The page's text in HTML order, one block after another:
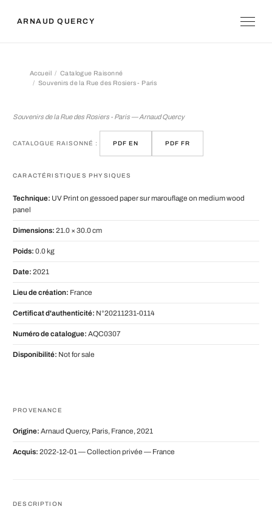
ARNAUD QUERCY
Accueil
Catalogue Raisonné
Souvenirs de la Rue des Rosiers - Paris
Souvenirs de la Rue des Rosiers - Paris — Arnaud Quercy
CATALOGUE RAISONNÉ : PDF EN PDF FR
CARACTÉRISTIQUES PHYSIQUES
Technique: UV Print on gessoed paper sur marouflage on medium wood
panel
Dimensions: 21.0 × 30.0 cm
Poids: 0.0 kg
Date: 2021
Lieu de création: France
Certificat d'authenticité: N°20211231-0114
Numéro de catalogue: AQC0307
Disponibilité: Not for sale
PROVENANCE
Origine: Arnaud Quercy, Paris, France, 2021
Acquis: 2022-12-01 — Collection privée — France
DESCRIPTION